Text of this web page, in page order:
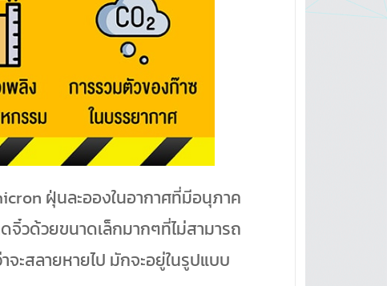
ฝุ่นละอองในอากาศที่มีอนุภาค
จิ๋วด้วยขนาดเล็กมากๆที่ไม่สามารถ
จะสลายหายไป มักจะอยู่ในรูปแบบ